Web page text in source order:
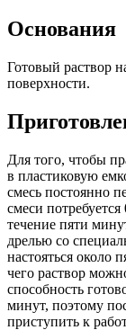
Основания
Готовый раствор
поверхности.
Для того, чтобы
в пластиковую
смесь постоянно
смеси
течение пяти
дрелью со
настояться около
чего раствор
способность
минут, поэтому
приступить к